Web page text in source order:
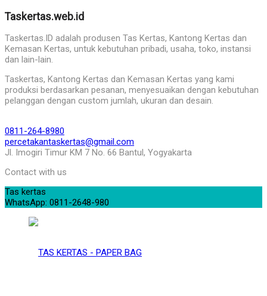
Taskertas.web.id
Taskertas.ID adalah produsen Tas Kertas, Kantong Kertas dan
Kemasan Kertas, untuk kebutuhan pribadi, usaha, toko, instansi
dan lain-lain.
Taskertas, Kantong Kertas dan Kemasan Kertas yang kami
produksi berdasarkan pesanan, menyesuaikan dengan kebutuhan
pelanggan dengan custom jumlah, ukuran dan desain.
0811-264-8980
percetakantaskertas@gmail.com
Jl. Imogiri Timur KM 7 No. 66 Bantul, Yogyakarta
Contact with us
Tas kertas
WhatsApp: 0811-2648-980